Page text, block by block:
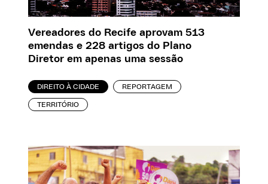
Vereadores do Recife aprovam 513
emendas e 228 artigos do Plano
Diretor em apenas uma sessão
DIREITO À CIDADE REPORTAGEM
TERRITÓRIO